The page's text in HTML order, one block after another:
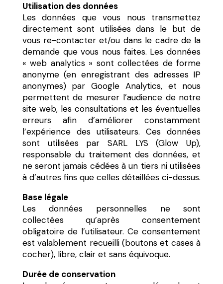
Utilisation des données
Les données que vous nous transmettez
directement sont utilisées dans le but de
vous re-contacter et/ou dans le cadre de la
demande que vous nous faites. Les données
« web analytics » sont collectées de forme
anonyme (en enregistrant des adresses IP
anonymes) par Google Analytics, et nous
permettent de mesurer l’audience de notre
site web, les consultations et les éventuelles
erreurs afin d’améliorer constamment
l’expérience des utilisateurs. Ces données
sont utilisées par SARL LYS (Glow Up),
responsable du traitement des données, et
ne seront jamais cédées à un tiers ni utilisées
à d’autres fins que celles détaillées ci-dessus.
Base légale
Les données personnelles ne sont
collectées qu’après consentement
obligatoire de l’utilisateur. Ce consentement
est valablement recueilli (boutons et cases à
cocher), libre, clair et sans équivoque.
Durée de conservation